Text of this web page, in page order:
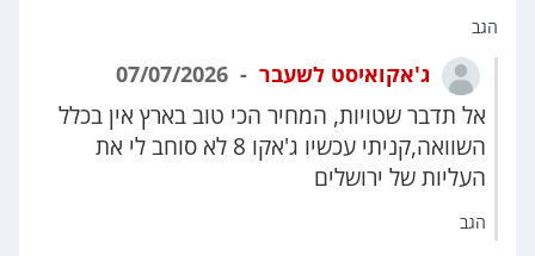
הגב
ג'אקואיסט לשעבר
אל תדבר שטויות, המחיר הכי טוב בארץ אין בכלל
השוואה,קניתי עכשיו ג'אקו 8 לא סוחב לי את
העליות של ירושלים
הגב